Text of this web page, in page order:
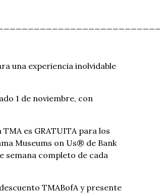
una experiencia inolvidable
1 de noviembre, con
es GRATUITA para los
Museums on Us® de Bank
semana completo de cada
TMABofA y presente